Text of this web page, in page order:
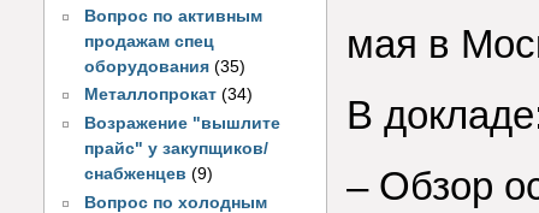
Вопрос по активным
продажам спец
оборудования (35)
Металлопрокат (34)
Возражение "вышлите
прайс" у закупщиков/
снабженцев (9)
Вопрос по холодным
мая в
В
– Обзор